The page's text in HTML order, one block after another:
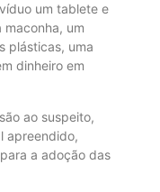
um tablete e
um
plásticas, uma
dinheiro em
ao suspeito,
apreendido,
a adoção das